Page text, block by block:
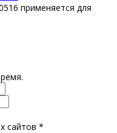
применяется для
сайтов *